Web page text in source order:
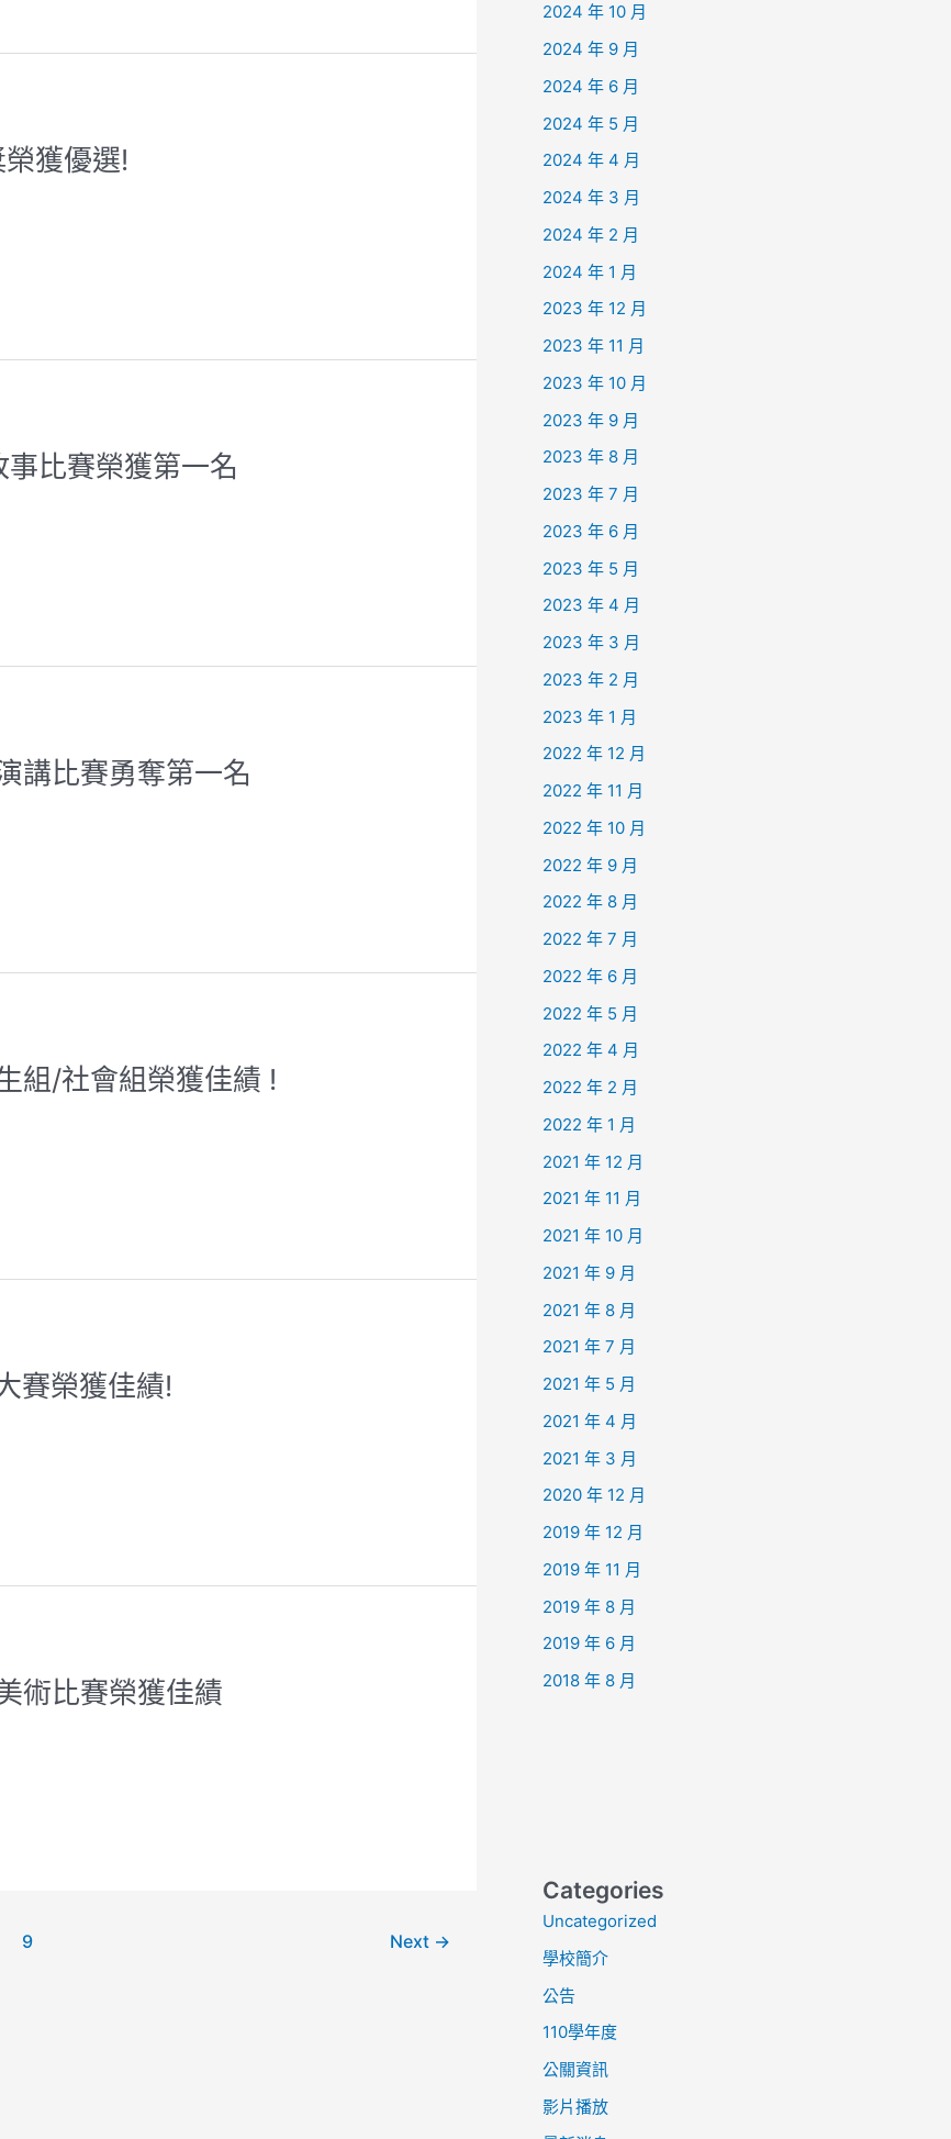
獲優選!
比賽榮獲第一名
講比賽勇奪第一名
組/社會組榮獲佳績 !
賽榮獲佳績!
術比賽榮獲佳績
9 Next →
2024 年 10 月
2024 年 9 月
2024 年 6 月
2024 年 5 月
2024 年 4 月
2024 年 3 月
2024 年 2 月
2024 年 1 月
2023 年 12 月
2023 年 11 月
2023 年 10 月
2023 年 9 月
2023 年 8 月
2023 年 7 月
2023 年 6 月
2023 年 5 月
2023 年 4 月
2023 年 3 月
2023 年 2 月
2023 年 1 月
2022 年 12 月
2022 年 11 月
2022 年 10 月
2022 年 9 月
2022 年 8 月
2022 年 7 月
2022 年 6 月
2022 年 5 月
2022 年 4 月
2022 年 2 月
2022 年 1 月
2021 年 12 月
2021 年 11 月
2021 年 10 月
2021 年 9 月
2021 年 8 月
2021 年 7 月
2021 年 5 月
2021 年 4 月
2021 年 3 月
2020 年 12 月
2019 年 12 月
2019 年 11 月
2019 年 8 月
2019 年 6 月
2018 年 8 月
Categories
Uncategorized
學校簡介
公告
110學年度
公關資訊
影片播放